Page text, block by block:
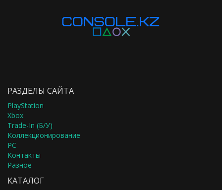
РАЗДЕЛЫ САЙТА
PlayStation
Xbox
Trade-In (Б/У)
Коллекционирование
PC
Контакты
Разное
КАТАЛОГ